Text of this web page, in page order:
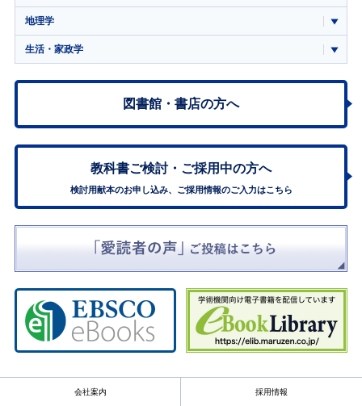
地理学
生活・家政学
図書館・書店の方へ
教科書ご検討・ ご採用中の方へ
検討用献本のお申し込み、ご採用情報のご入力はこちら
会社案内 採用情報